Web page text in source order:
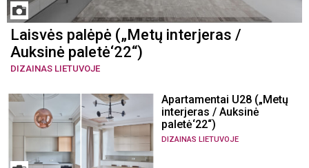
Laisvės palėpė („Metų interjeras /
Auksinė paletė‘22“)
DIZAINAS LIETUVOJE
Apartamentai U28 („Metų
interjeras / Auksinė
paletė‘22“)
DIZAINAS LIETUVOJE